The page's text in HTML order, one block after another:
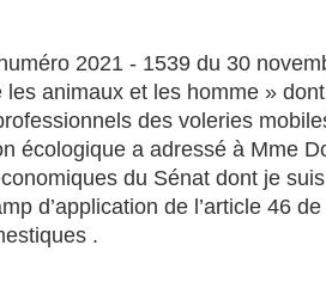
2021 - 1539 du 30
animaux et les homme »
des voleries
écologique a adressé à Mme
du Sénat dont je
d’application de l’article 46
.